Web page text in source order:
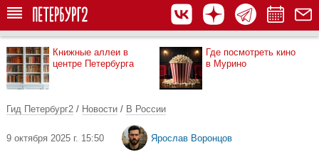
Книжные аллеи в
центре Петербурга
Где посмотреть кино
в Мурино
Гид Петербург2 / Новости / В России
9 октября 2025 г. 15:50 Ярослав Воронцов